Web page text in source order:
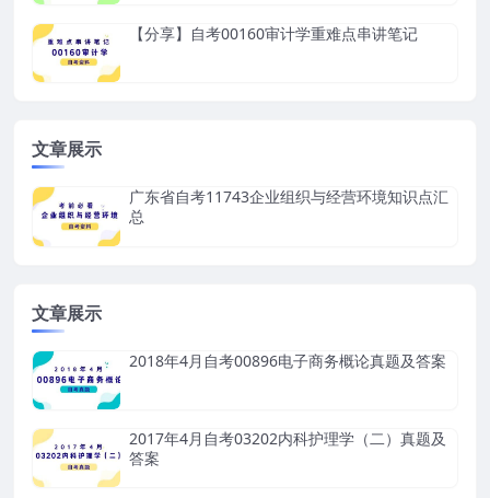
【分享】自考00160审计学重难点串讲笔记
文章展示
广东省自考11743企业组织与经营环境知识点汇
总
文章展示
2018年4月自考00896电子商务概论真题及答案
2017年4月自考03202内科护理学（二）真题及
答案